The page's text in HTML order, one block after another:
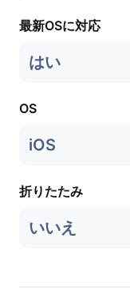
最新OSに対応
はい
OS
iOS
折りたたみ
いいえ